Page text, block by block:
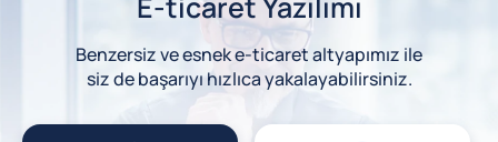
Benzersiz ve esnek e-ticaret altyapımız ile
siz de başarıyı hızlıca yakalayabilirsiniz.